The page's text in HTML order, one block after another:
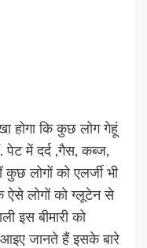
होगा कि कुछ लोग गेहूं
पेट में दर्द ,गैस, कब्ज,
कुछ लोगों को एलर्जी भी
ऐसे लोगों को ग्लूटेन से
इस बीमारी को
जानते हैं इसके बारे